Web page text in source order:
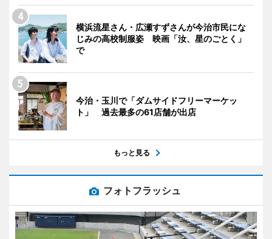
横浜流星さん・広瀬すずさんが今治市民にな
じみの高校制服姿 映画「汝、星のごとく」
で
今治・玉川で「ダムサイドフリーマーケッ
ト」 過去最多の61店舗が出店
もっと見る
フォトフラッシュ